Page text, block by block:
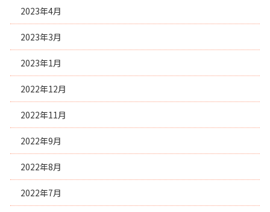
2023年4月
2023年3月
2023年1月
2022年12月
2022年11月
2022年9月
2022年8月
2022年7月